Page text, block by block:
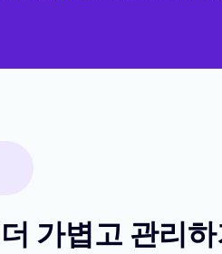
가볍고 관리